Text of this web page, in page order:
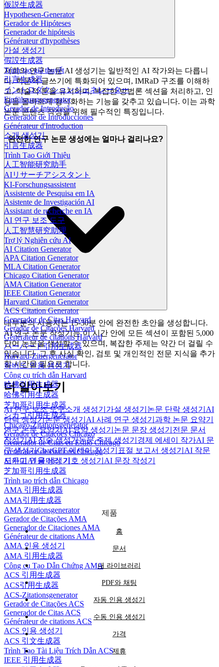
仮説生成器
Hypothesen-Generator
Gerador de Hipóteses
Generador de hipótesis
Générateur d'hypothèses
가설 생성기
假設生成器
Trình tạo giả thuyết
引言生成器
イントロダクションジェネレーター
Einführungsgenerator
Gerador de Introdução
Generador de Introducciones
Générateur d'Introduction
소개 생성기
引言生成器
Trình Tạo Giới Thiệu
人工智能研究助手
AIリサーチアシスタント
KI-Forschungsassistent
Assistente de Pesquisa em IA
Asistente de Investigación AI
Assistant de recherche en IA
AI 연구 보조 도구
人工智慧研究助理
Trợ lý Nghiên cứu AI
AI Citation Generator
APA Citation Generator
MLA Citation Generator
Chicago Citation Generator
AMA Citation Generator
IEEE Citation Generator
Harvard Citation Generator
ACS Citation Generator
Generador de Citas Harvard
Gerador de Citações Harvard
Générateur de citations Harvard
ハーバード引用生成器
Harvard-Zitiergenerator
하버드 인용 생성기
Công cụ trích dẫn Harvard
哈佛引用生成器
哈佛引用生成器
芝加哥引用生成器
シカゴ引用生成器
Chicago-Zitationsgenerator
Gerador de Citações Chicago
Generador de Citas en Estilo Chicago
Générateur de citations Chicago
시카고 인용 생성기
芝加哥引用生成器
Trình tạo trích dẫn Chicago
AMA 引用生成器
AMA引用生成器
AMA Zitationsgenerator
Gerador de Citações AMA
Generador de Citaciones AMA
Générateur de citations AMA
AMA 인용 생성기
AMA 引用生成器
Công cụ Tạo Dẫn Chứng AMA
ACS 引用生成器
ACS引用生成器
ACS-Zitationsgenerator
Gerador de Citações ACS
Generador de Citas ACS
Générateur de citations ACS
ACS 인용 생성기
ACS 引文生成器
Trình Tạo Tài Liệu Trích Dẫn ACS
IEEE 引用生成器
저희의 연구 논문 AI 생성기는 일반적인 AI 작가와는 다릅니
다. 학문적 글쓰기에 특화되어 있으며, IMRaD 구조를 이해하
고, 학술적 톤을 유지하며, 복잡한 방법론 섹션을 처리하고, 인
용을 올바르게 형식화하는 기능을 갖추고 있습니다. 이는 과학
논문 콘텐츠 작성을 위해 필수적인 특징입니다.
완전한 연구 논문 생성에는 얼마나 걸리나요?
대부분의 사용자는 15-30분 안에 완전한 초안을 생성합니다.
AI 연구 논문 작성기는 이 시간 안에 모든 섹션이 포함된 5,000
단어 논문을 생성할 수 있으며, 복잡한 주제는 약간 더 걸릴 수
있습니다. 그 후 사실 확인, 검토 및 개인적인 전문 지식을 추가
할 시간을 필요로 합니다.
더 알아보기
AI 연구 보조 도구소개 생성기 가설 생성기 논문 단락 생성기 AI
단락 생성기논문 생성기 AI 사례 연구 생성기 과학 논문 요약기
연구 논문 요약기AI 요약 생성기 논문 문장 생성기 전문 문서
작성기AI 진술 생성기논문 주제 생성기 경제 에세이 작가AI 문
구 생성기ChatGPT 에세이 작성기 표절 보고서 생성기 AI 작문
도우미AI 글머리 기호 생성기 AI 문장 작성기
제품
홈
문서
내 라이브러리
PDF와 채팅
자동 인용 생성기
수동 인용 생성기
가격
제휴